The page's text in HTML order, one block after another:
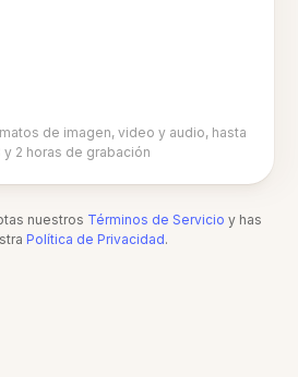
de imagen, video y audio, hasta
y 2 horas de grabación
nuestros Términos de Servicio y has
Política de Privacidad.